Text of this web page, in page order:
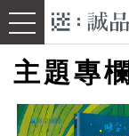
主題專欄